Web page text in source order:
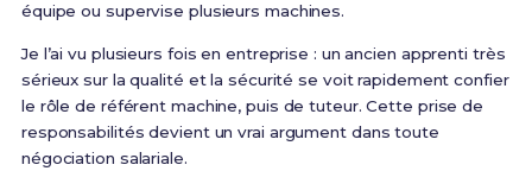
équipe ou supervise plusieurs machines.
Je l’ai vu plusieurs fois en entreprise : un ancien apprenti très
sérieux sur la qualité et la sécurité se voit rapidement confier
le rôle de référent machine, puis de tuteur. Cette prise de
responsabilités devient un vrai argument dans toute
négociation salariale.